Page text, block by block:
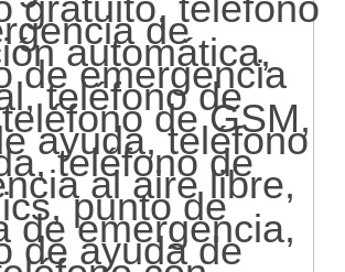
de
automática,
de emergencia
teléfono de
de GSM,
ayuda, teléfono
teléfono de
al aire libre,
punto de
de emergencia,
de ayuda de